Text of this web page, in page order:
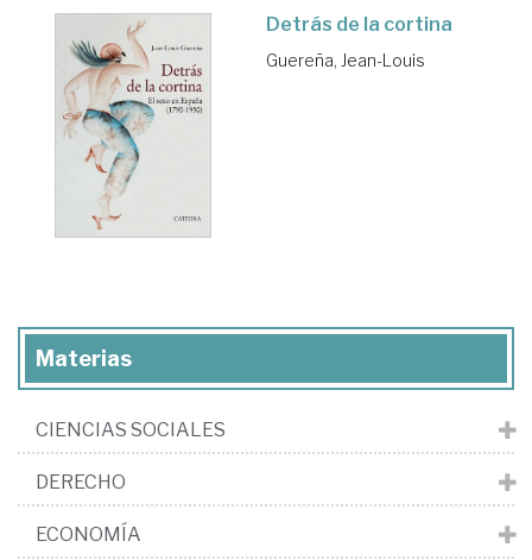
Detrás de la cortina
Guereña, Jean-Louis
Materias
CIENCIAS SOCIALES
DERECHO
ECONOMÍA